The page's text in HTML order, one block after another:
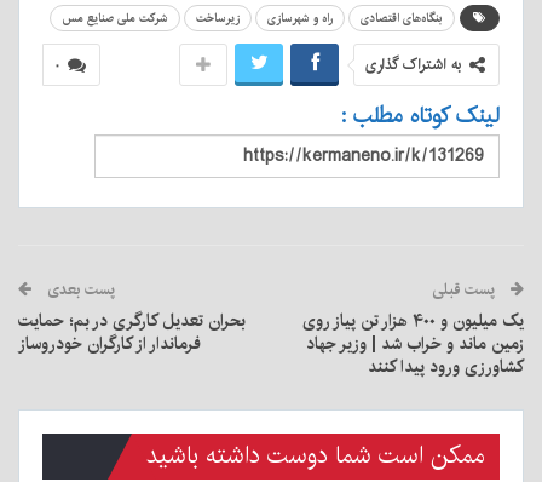
بنگاه‌های اقتصادی راه و شهرسازی زیرساخت شرکت ملی صنایع مس
۰ به اشتراک گذاری
لینک کوتاه مطلب :
پست قبلی
یک میلیون و ۴۰۰ هزار تن پیاز روی
زمین ماند و خراب شد | وزیر جهاد
کشاورزی ورود پیدا کنند
پست بعدی
بحران تعدیل کارگری در بم؛ حمایت
فرماندار از کارگران خودروساز
ممکن است شما دوست داشته باشید